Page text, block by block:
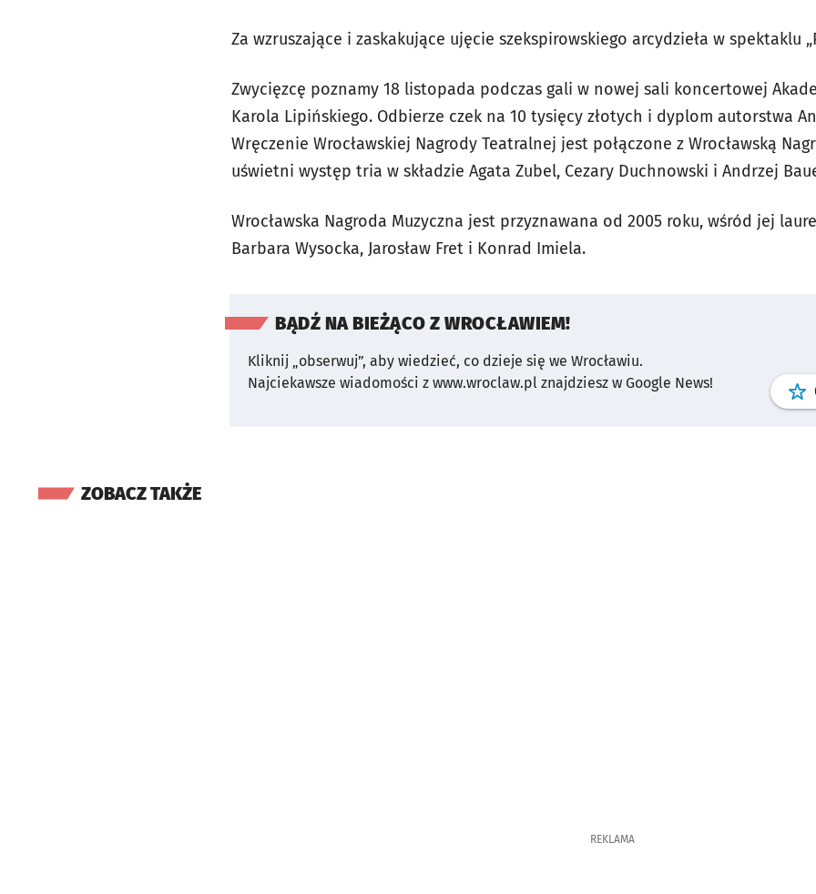
Za wzruszające i zaskakujące ujęcie szekspirowskiego arcydzieła w spektaklu
Zwycięzcę poznamy 18 listopada podczas gali w nowej sali koncertowej
Karola Lipińskiego. Odbierze czek na 10 tysięcy złotych i dyplom autorstwa
Wręczenie Wrocławskiej Nagrody Teatralnej jest połączone z Wrocławską
uświetni występ tria w składzie Agata Zubel, Cezary Duchnowski i Andrzej
Wrocławska Nagroda Muzyczna jest przyznawana od 2005 roku, wśród jej
Barbara Wysocka, Jarosław Fret i Konrad Imiela.
BĄDŹ NA BIEŻĄCO Z WROCŁAWIEM!
Kliknij „obserwuj”, aby wiedzieć, co dzieje się we Wrocławiu.
Najciekawsze wiadomości z www.wroclaw.pl znajdziesz w Google News!
ZOBACZ TAKŻE
REKLAMA